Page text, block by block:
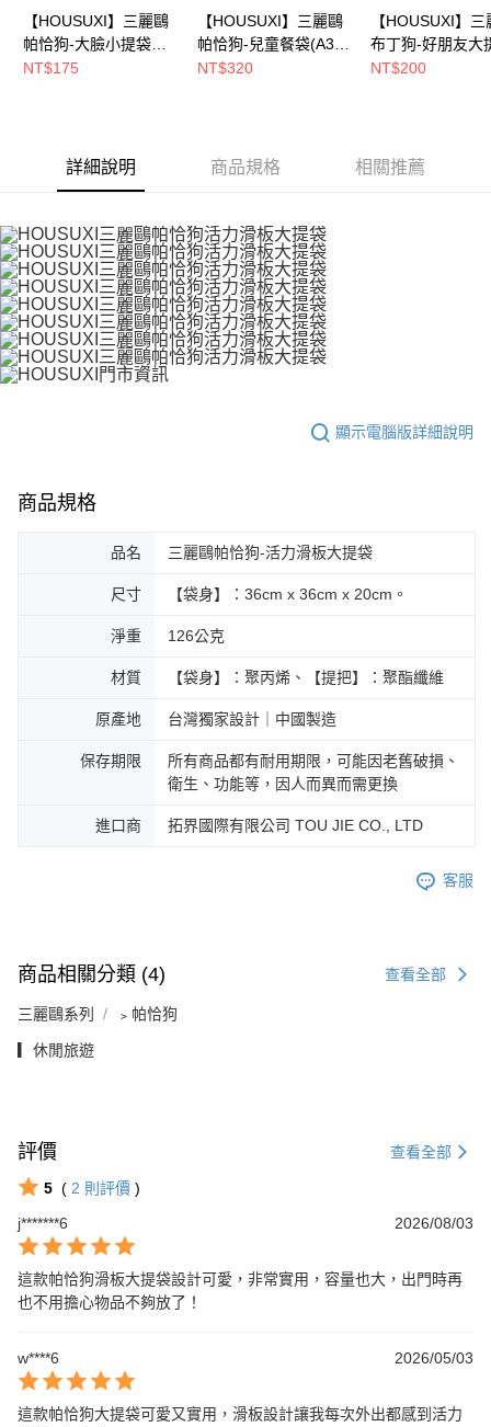
「AFTEE先享後付」，若未經同意申辦者引起之損失，本公司不負相關責
任。
４．使用「AFTEE先享後付」時，將依據個別帳號之用戶狀況，依本公司即
【HOUSUXI】三麗鷗
帕恰狗-大臉小提袋【5
周年慶↘三件75折】
NT$175
【HOUSUXI】三麗鷗
帕恰狗-兒童餐袋(A3)
【5周年慶↘三件75
NT$320
【HOUSUXI】三
布丁狗-好朋友大
【5周年慶↘三件
NT$200
詳細說明 商品規格 相關推薦
顯示電腦版詳細說明
商品規格
品名 三麗鷗帕恰狗-活力滑板大提袋
尺寸 【袋身】：36cm x 36cm x 20cm。
淨重 126公克
材質 【袋身】：聚丙烯、【提把】：聚酯纖維
原產地 台灣獨家設計｜中國製造
保存期限
所有商品都有耐用期限，可能因老舊破損、
衛生、功能等，因人而異而需更換
進口商 拓界國際有限公司 TOU JIE CO., LTD
客服
商品相關分類 (4) 查看全部
三麗鷗系列 ﹥帕恰狗
▎休閒旅遊
評價 查看全部
5 ( 2 則評價 )
j*******6
2026/08/03
這款帕恰狗滑板大提袋設計可愛，非常實用，容量也大，出門時再
也不用擔心物品不夠放了！
w****6 2026/05/03
這款帕恰狗大提袋可愛又實用，滑板設計讓我每次外出都感到活力